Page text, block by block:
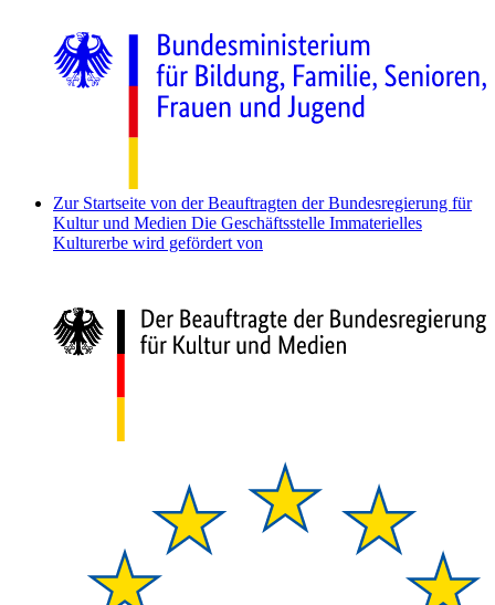
Zur Startseite von der Beauftragten der Bundesregierung für
Kultur und Medien Die Geschäftsstelle Immaterielles
Kulturerbe wird gefördert von